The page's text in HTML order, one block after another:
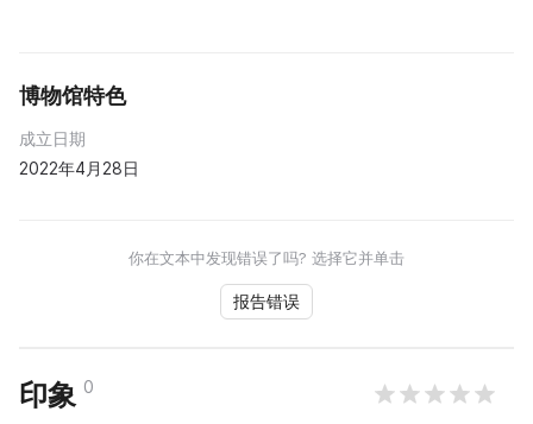
博物馆特色
成立日期
2022年4月28日
你在文本中发现错误了吗? 选择它并单击
报告错误
印象 0